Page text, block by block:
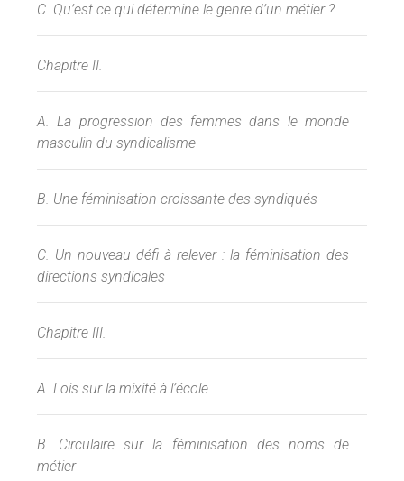
C. Qu’est ce qui détermine le genre d’un métier ?
Chapitre II.
A. La progression des femmes dans le monde
masculin du syndicalisme
B. Une féminisation croissante des syndiqués
C. Un nouveau défi à relever : la féminisation des
directions syndicales
Chapitre III.
A. Lois sur la mixité à l’école
B. Circulaire sur la féminisation des noms de
métier